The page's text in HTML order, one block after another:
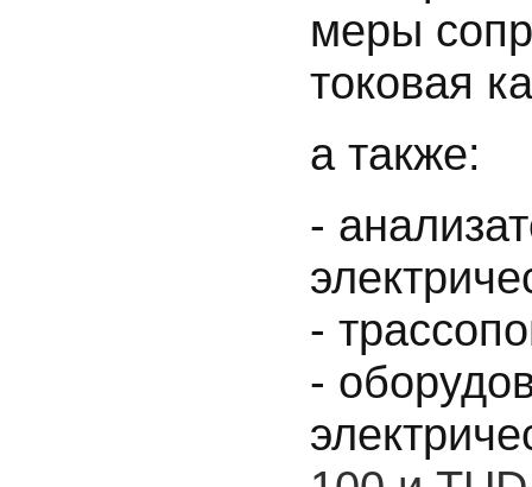
меры
токовая
а также:
-
-
-